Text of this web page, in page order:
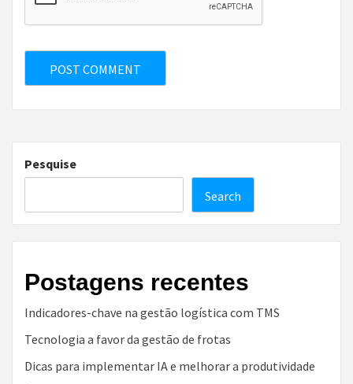
Pesquise
Search
Postagens recentes
Indicadores-chave na gestão logística com TMS
Tecnologia a favor da gestão de frotas
Dicas para implementar IA e melhorar a produtividade